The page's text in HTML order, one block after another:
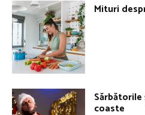
Mituri
coaste